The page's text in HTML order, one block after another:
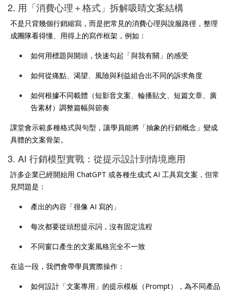
2. 用「消費心理＋格式」拆解吸睛文案結構
不是只背幾個行銷縮寫，而是把常見的消費心理與說服路徑，整理
成團隊看得懂、用得上的寫作框架，例如：
如何用標題與開頭，快速勾起「與我有關」的感受
如何從痛點、渴望、風險與利益組合出不同的訴求角度
如何根據不同載體（短影音文案、輪播貼文、短篇文章、廣
告素材）調整篇幅與節奏
課堂會示範多種格式與句型，讓學員能將「抽象的行銷概念」變成
具體的文案骨架。
3. AI 行銷模型實戰：從提示設計到情境應用
許多企業已經開始用 ChatGPT 或各種生成式 AI 工具寫文案，但常
見問題是：
產出的內容「很像 AI 寫的」
每次都要從頭想提示詞，沒有固定流程
不同窗口產生的文案風格完全不一致
在這一段，我們會帶學員實際操作：
如何設計「文案專用」的提示模板（Prompt），為不同產品